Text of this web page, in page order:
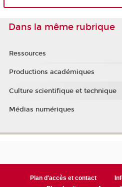
Dans la même rubrique
Ressources
Productions académiques
Culture scientifique et technique
Médias numériques
Plan d'accès et contact